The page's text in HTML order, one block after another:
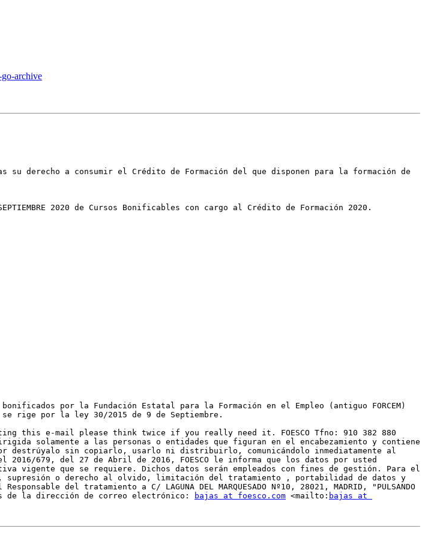
archive
su derecho a consumir el Crédito de Formación del que disponen para la formación de
2020 de Cursos Bonificables con cargo al Crédito de Formación 2020.
por la Fundación Estatal para la Formación en el Empleo (antiguo FORCEM)
y se rige por la ley 30/2015 de 9 de Septiembre.
this e-mail please think twice if you really need it. FOESCO Tfno: 910 382 880
solamente a las personas o entidades que figuran en el encabezamiento y contiene
sin copiarlo, usarlo ni distribuirlo, comunicándolo inmediatamente al
2016/679, del 27 de Abril de 2016, FOESCO le informa que los datos por usted
vigente que se requiere. Dichos datos serán empleados con fines de gestión. Para el
o derecho al olvido, limitación del tratamiento , portabilidad de datos y
del tratamiento a C/ LAGUNA DEL MARQUESADO Nº10, 28021, MADRID, "PULSANDO
de la dirección de correo electrónico: bajas at foesco.com <mailto: bajas at